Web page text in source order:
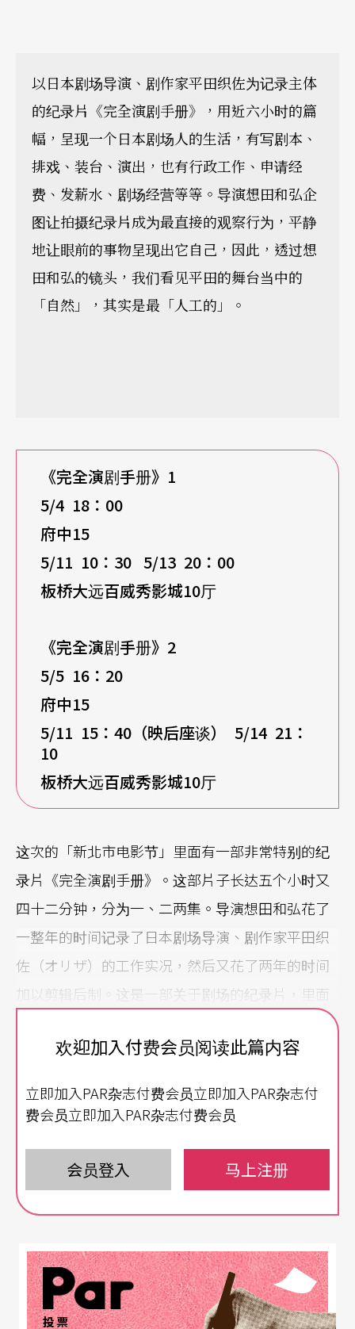
以日本剧场导演、剧作家平田织佐为记录主体
的纪录片《完全演剧手册》，用近六小时的篇
幅，呈现一个日本剧场人的生活，有写剧本、
排戏、装台、演出，也有行政工作、申请经
费、发薪水、剧场经营等等。导演想田和弘企
图让拍摄纪录片成为最直接的观察行为，平静
地让眼前的事物呈现出它自己，因此，透过想
田和弘的镜头，我们看见平田的舞台当中的
「自然」，其实是最「人工的」。
《完全演剧手册》 1
5/4 18 ： 00
府中15
5/11 10 ：30 5/13 20 ：00
板桥大远百威秀影城10厅
《完全演剧手册》 2
5/5 16 ： 20
府中15
5/11 15 ： 40 （映后座谈） 5/14 21 ：
10
板桥大远百威秀影城10厅
这次的「新北市电影节」里面有一部非常特别的纪
录片《完全演剧手册》。这部片子长达五个小时又
四十二分钟，分为一、二两集。导演想田和弘花了
一整年的时间记录了日本剧场导演、剧作家平田织
佐（オリザ）的工作实况，然后又花了两年的时间
加以剪辑后制。这是一部关于剧场的纪录片，里面
请经费、报税、巡回演出等等镜头，如果喜欢戏
你完全窥探身为一个日本剧场人到底是怎么过生活
平田织佐几乎就是戏剧的全部
理性，完全符合漫画里「作家」的角色形象。除了
导演、剧作家之外，他是日本「演剧人会议」的理
事长、日本大阪大学的专任教授、剧场经营者、写
欢迎加入付费会员阅读此篇内容
立即加入PAR杂志付费会员立即加入PAR杂志付
费会员立即加入PAR杂志付费会员
会员登入 马上注册
投票